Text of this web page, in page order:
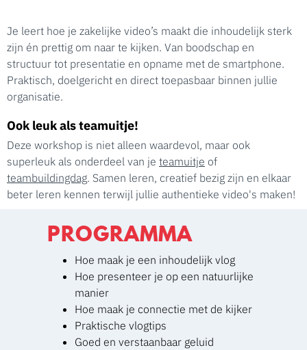
Je leert hoe je zakelijke video’s maakt die inhoudelijk sterk
zijn én prettig om naar te kijken. Van boodschap en
structuur tot presentatie en opname met de smartphone.
Praktisch, doelgericht en direct toepasbaar binnen jullie
organisatie.
Ook leuk als teamuitje!
Deze workshop is niet alleen waardevol, maar ook
superleuk als onderdeel van je teamuitje of
teambuildingdag. Samen leren, creatief bezig zijn en elkaar
beter leren kennen terwijl jullie authentieke video's maken!
PROGRAMMA
Hoe maak je een inhoudelijk vlog
Hoe presenteer je op een natuurlijke
manier
Hoe maak je connectie met de kijker
Praktische vlogtips
Goed en verstaanbaar geluid